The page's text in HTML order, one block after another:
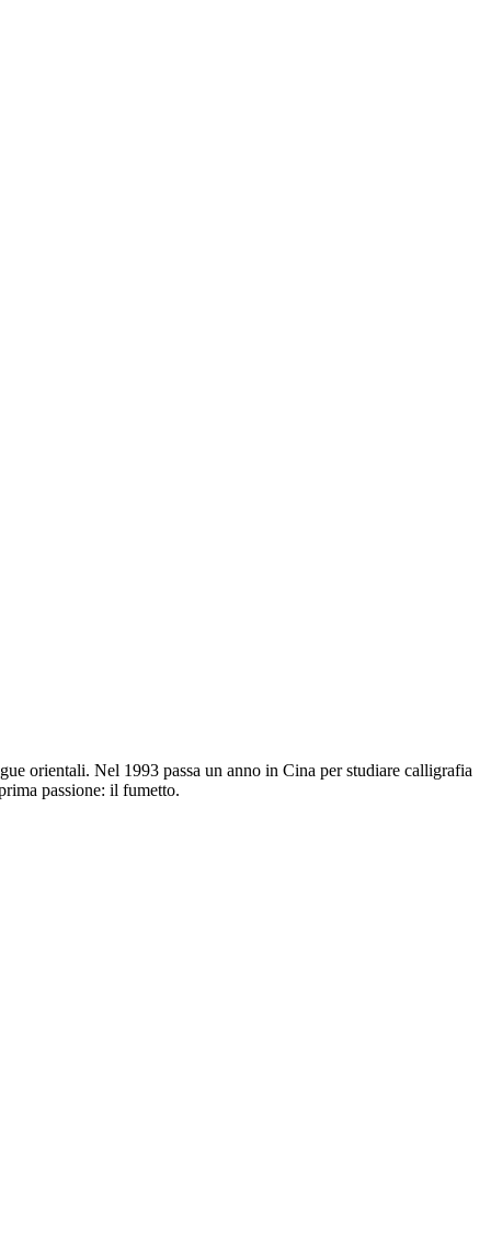
orientali. Nel 1993 passa un anno in Cina per studiare calligrafia
passione: il fumetto.